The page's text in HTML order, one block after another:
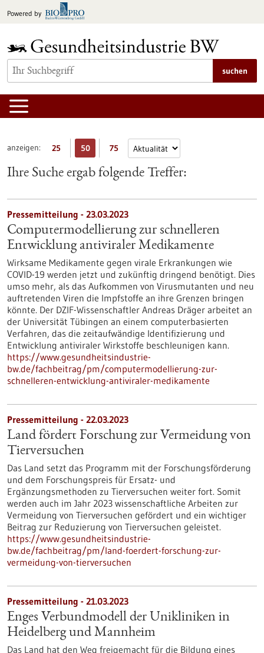
Inhalt
Powered by
suchen
anzeigen: 25 50 75
Ihre Suche ergab folgende Treffer:
Pressemitteilung - 23.03.2023
Computermodellierung zur schnelleren
Entwicklung antiviraler Medikamente
Wirksame Medikamente gegen virale Erkrankungen wie
COVID-19 werden jetzt und zukünftig dringend benötigt. Dies
umso mehr, als das Aufkommen von Virusmutanten und neu
auftretenden Viren die Impfstoffe an ihre Grenzen bringen
könnte. Der DZIF-Wissenschaftler Andreas Dräger arbeitet an
der Universität Tübingen an einem computerbasierten
Verfahren, das die zeitaufwändige Identifizierung und
Entwicklung antiviraler Wirkstoffe beschleunigen kann.
https://www.gesundheitsindustrie-
bw.de/fachbeitrag/pm/computermodellierung-zur-
schnelleren-entwicklung-antiviraler-medikamente
Pressemitteilung - 22.03.2023
Land fördert Forschung zur Vermeidung von
Tierversuchen
Das Land setzt das Programm mit der Forschungsförderung
und dem Forschungspreis für Ersatz- und
Ergänzungsmethoden zu Tierversuchen weiter fort. Somit
werden auch im Jahr 2023 wissenschaftliche Arbeiten zur
Vermeidung von Tierversuchen gefördert und ein wichtiger
Beitrag zur Reduzierung von Tierversuchen geleistet.
https://www.gesundheitsindustrie-
bw.de/fachbeitrag/pm/land-foerdert-forschung-zur-
vermeidung-von-tierversuchen
Pressemitteilung - 21.03.2023
Enges Verbundmodell der Unikliniken in
Heidelberg und Mannheim
Das Land hat den Weg freigemacht für die Bildung eines